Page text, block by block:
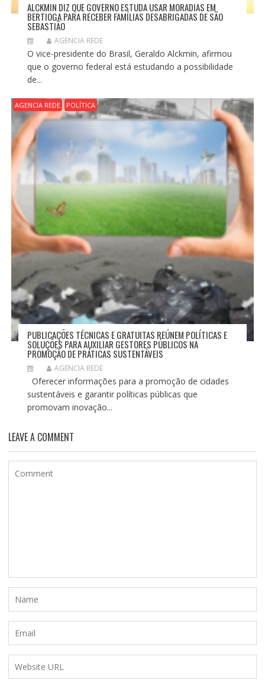
ALCKMIN DIZ QUE GOVERNO ESTUDA USAR MORADIAS EM
BERTIOGA PARA RECEBER FAMÍLIAS DESABRIGADAS DE SÃO
SEBASTIÃO
AGENCIA REDE
O vice-presidente do Brasil, Geraldo Alckmin, afirmou
que o governo federal está estudando a possibilidade
de...
AGENCIA REDE POLÍTICA
PUBLICAÇÕES TÉCNICAS E GRATUITAS REÚNEM POLÍTICAS E
SOLUÇÕES PARA AUXILIAR GESTORES PÚBLICOS NA
PROMOÇÃO DE PRÁTICAS SUSTENTÁVEIS
AGENCIA REDE
Oferecer informações para a promoção de cidades
sustentáveis e garantir políticas públicas que
promovam inovação...
LEAVE A COMMENT